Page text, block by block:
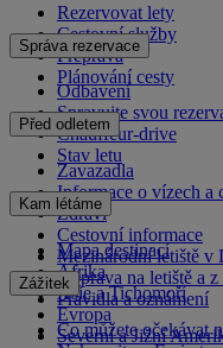
Rezervovat lety
Cestovní služby
Přeprava
Plánování cesty
Správa rezervace
Odbavení
Spravujte svou
Chauffeur-drive
Stav letu
Před odletem
Zavazadla
Informace o vízech a
Zdraví
Cestovní informace
Mezinárodní letiště v
Doprava na letiště a z
Pravidla a oznámení
Kam létáme
Mapa destinací
Afrika
Asie a Tichomoří
Evropa
Severní a Jižní
Zážitek
Co můžete očekávat